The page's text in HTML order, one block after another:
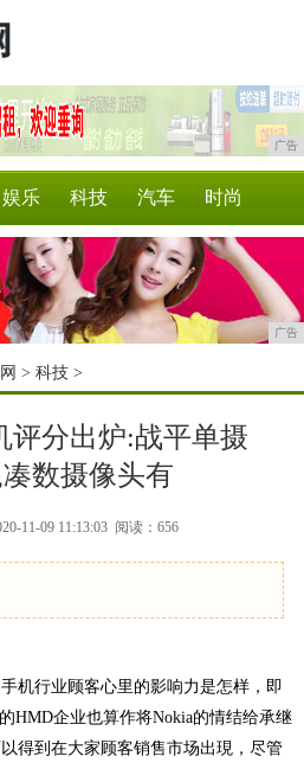
广告
娱乐 科技 汽车 时尚
商讯 消费 购物
广告
>科技 >
评分出炉:战平单摄
凑数摄像头有
11-09 11:13:03 阅读：656
机行业顾客心里的影响力是怎样，即
HMD企业也算作将Nokia的情结给承继
得到在大家顾客销售市场出現，尽管